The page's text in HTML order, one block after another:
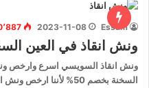
Essam
2023-11-08
ونش انقاذ في العين
ونش انقاذ السويسي اسرع وارخص
السخنة بخصم 50% لأننا